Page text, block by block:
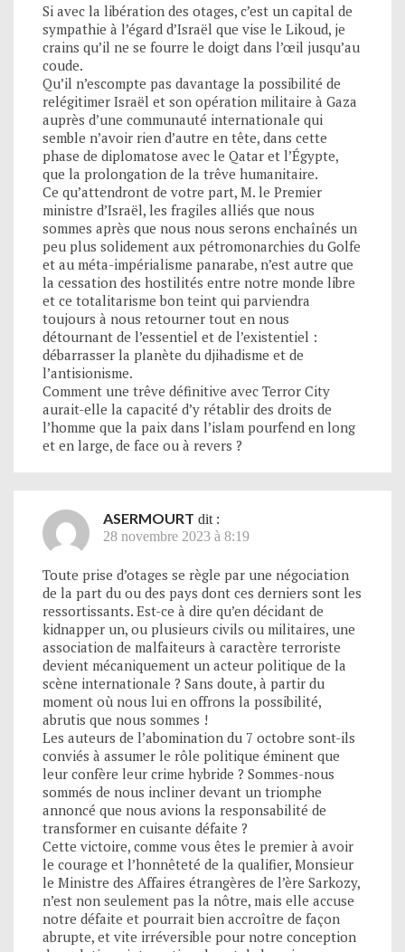
Si avec la libération des otages, c’est un capital de
sympathie à l’égard d’Israël que vise le Likoud, je
crains qu’il ne se fourre le doigt dans l’œil jusqu’au
coude.
Qu’il n’escompte pas davantage la possibilité de
relégitimer Israël et son opération militaire à Gaza
auprès d’une communauté internationale qui
semble n’avoir rien d’autre en tête, dans cette
phase de diplomatose avec le Qatar et l’Égypte,
que la prolongation de la trêve humanitaire.
Ce qu’attendront de votre part, M. le Premier
ministre d’Israël, les fragiles alliés que nous
sommes après que nous nous serons enchaînés un
peu plus solidement aux pétromonarchies du Golfe
et au méta-impérialisme panarabe, n’est autre que
la cessation des hostilités entre notre monde libre
et ce totalitarisme bon teint qui parviendra
toujours à nous retourner tout en nous
détournant de l’essentiel et de l’existentiel :
débarrasser la planète du djihadisme et de
l’antisionisme.
Comment une trêve définitive avec Terror City
aurait-elle la capacité d’y rétablir des droits de
l’homme que la paix dans l’islam pourfend en long
et en large, de face ou à revers ?
ASERMOURT dit :
28 novembre 2023 à 8:19
Toute prise d’otages se règle par une négociation
de la part du ou des pays dont ces derniers sont les
ressortissants. Est-ce à dire qu’en décidant de
kidnapper un, ou plusieurs civils ou militaires, une
association de malfaiteurs à caractère terroriste
devient mécaniquement un acteur politique de la
scène internationale ? Sans doute, à partir du
moment où nous lui en offrons la possibilité,
abrutis que nous sommes !
Les auteurs de l’abomination du 7 octobre sont-ils
conviés à assumer le rôle politique éminent que
leur confère leur crime hybride ? Sommes-nous
sommés de nous incliner devant un triomphe
annoncé que nous avions la responsabilité de
transformer en cuisante défaite ?
Cette victoire, comme vous êtes le premier à avoir
le courage et l’honnêteté de la qualifier, Monsieur
le Ministre des Affaires étrangères de l’ère Sarkozy,
n’est non seulement pas la nôtre, mais elle accuse
notre défaite et pourrait bien accroître de façon
abrupte, et vite irréversible pour notre conception